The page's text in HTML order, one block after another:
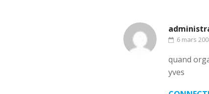
6 mars
quand
yves